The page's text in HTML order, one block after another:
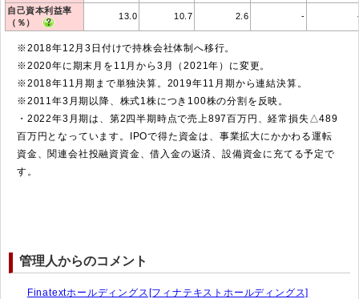
自己資本利益率
（％）
13.0 10.7 2.6 -
※2018年12月3日付けで持株会社体制へ移行。
※2020年に期末月を11月から3月（2021年）に変更。
※2018年11月期まで単独決算。2019年11月期から連結決算。
※2011年3月期以降、株式1株につき100株の分割を反映。
・2022年3月期は、第2四半期時点で売上897百万円、経常損失△489
百万円となっています。IPOで得た資金は、事業拡大にかかわる運転
資金、関連会社投融資資金、借入金の返済、設備資金に充てる予定で
す。
管理人からのコメント
Finatextホールディングス[フィナテキストホールディングス]